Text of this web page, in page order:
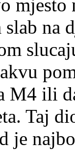
slab na
M4 ili
Taj
je